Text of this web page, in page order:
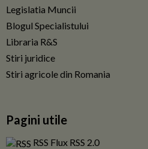
Legislatia Muncii
Blogul Specialistului
Libraria R&S
Stiri juridice
Stiri agricole din Romania
Pagini utile
RSS Flux RSS 2.0